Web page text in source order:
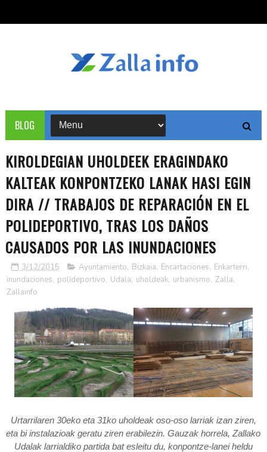
BLOG
KIROLDEGIAN UHOLDEEK ERAGINDAKO
KALTEAK KONPONTZEKO LANAK HASI EGIN
DIRA // TRABAJOS DE REPARACIÓN EN EL
POLIDEPORTIVO, TRAS LOS DAÑOS
CAUSADOS POR LAS INUNDACIONES
3/12/2015 Ayuntamiento, Bizkaia, Encartaciones, Enkarterri,
inundaciones, polideportivo, Udala, uholdeak, urbanismo, Zalla,
Zallainfo
Urtarrilaren 30eko eta 31ko uholdeak oso-oso larriak izan ziren,
eta bi instalazioak geratu ziren erabilezin.Gauzak horrela, Zallako
Udalak larrialdiko partida batesleitu du, konpontze-laneiheldu